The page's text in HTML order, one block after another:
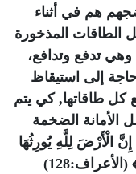
هم في أثناء
كل الطاقات المذخورة
تدفع وتدافع،
إلى استيقاظ
كل طاقاتها, كي يتم
الأمانة الضخمة
إِنَّ الْأَرْضَ لِلَّهِ يُورِثُهَا